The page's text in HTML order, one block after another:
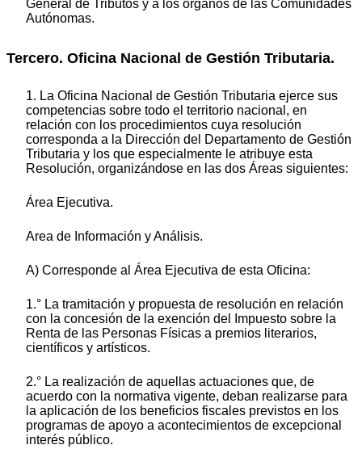
General de Tributos y a los órganos de las Comunidades
Autónomas.
Tercero. Oficina Nacional de Gestión Tributaria.
1. La Oficina Nacional de Gestión Tributaria ejerce sus
competencias sobre todo el territorio nacional, en
relación con los procedimientos cuya resolución
corresponda a la Dirección del Departamento de Gestión
Tributaria y los que especialmente le atribuye esta
Resolución, organizándose en las dos Áreas siguientes:
Área Ejecutiva.
Area de Información y Análisis.
A) Corresponde al Área Ejecutiva de esta Oficina:
1.° La tramitación y propuesta de resolución en relación
con la concesión de la exención del Impuesto sobre la
Renta de las Personas Físicas a premios literarios,
científicos y artísticos.
2.° La realización de aquellas actuaciones que, de
acuerdo con la normativa vigente, deban realizarse para
la aplicación de los beneficios fiscales previstos en los
programas de apoyo a acontecimientos de excepcional
interés público.